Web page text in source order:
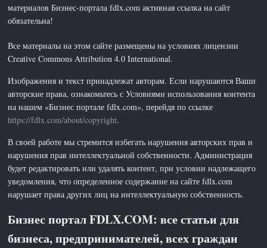
материалов Бизнес-портала fdlx.com активная ссылка на сайт
обязательна!
Все материалы на этом сайте размещены на условиях лицензии
Creative Commons Attribution 4.0 International.
Изображения и текст принадлежат авторам. Если нарушаются Ваши
авторские права, ознакомьтесь с Условиями использования контента
на нашем «Бизнес портале fdlx.com», перейдя по ссылке
https://fdlx.com/about/copyright.
В своей работе мы стремится избегать нарушения авторских прав и
нарушения прав интеллектуальной собственности. Администрация
будет редактировать или удалять контент, при условии надлежащего
уведомления, что определенное содержание на сайте fdlx.com
нарушает права других лиц на интеллектуальную собственность.
Бизнес портал FDLX.COM: все статьи для
бизнеса, предпринимателей, всех граждан